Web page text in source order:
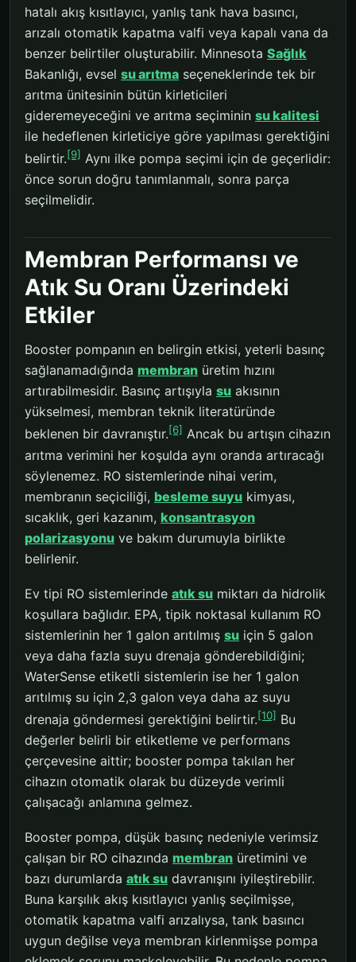
hatalı akış kısıtlayıcı, yanlış tank hava basıncı,
arızalı otomatik kapatma valfi veya kapalı vana da
benzer belirtiler oluşturabilir. Minnesota Sağlık
Bakanlığı, evsel su arıtma seçeneklerinde tek bir
arıtma ünitesinin bütün kirleticileri
gideremeyeceğini ve arıtma seçiminin su kalitesi
ile hedeflenen kirleticiye göre yapılması gerektiğini
belirtir.[9] Aynı ilke pompa seçimi için de geçerlidir:
önce sorun doğru tanımlanmalı, sonra parça
seçilmelidir.
Membran Performansı ve
Atık Su Oranı Üzerindeki
Etkiler
Booster pompanın en belirgin etkisi, yeterli basınç
sağlanamadığında membran üretim hızını
artırabilmesidir. Basınç artışıyla su akısının
yükselmesi, membran teknik literatüründe
beklenen bir davranıştır.[6] Ancak bu artışın cihazın
arıtma verimini her koşulda aynı oranda artıracağı
söylenemez. RO sistemlerinde nihai verim,
membranın seçiciliği, besleme suyu kimyası,
sıcaklık, geri kazanım, konsantrasyon
polarizasyonu ve bakım durumuyla birlikte
belirlenir.
Ev tipi RO sistemlerinde atık su miktarı da hidrolik
koşullara bağlıdır. EPA, tipik noktasal kullanım RO
sistemlerinin her 1 galon arıtılmış su için 5 galon
veya daha fazla suyu drenaja gönderebildiğini;
WaterSense etiketli sistemlerin ise her 1 galon
arıtılmış su için 2,3 galon veya daha az suyu
drenaja göndermesi gerektiğini belirtir.[10] Bu
değerler belirli bir etiketleme ve performans
çerçevesine aittir; booster pompa takılan her
cihazın otomatik olarak bu düzeyde verimli
çalışacağı anlamına gelmez.
Booster pompa, düşük basınç nedeniyle verimsiz
çalışan bir RO cihazında membran üretimini ve
bazı durumlarda atık su davranışını iyileştirebilir.
Buna karşılık akış kısıtlayıcı yanlış seçilmişse,
otomatik kapatma valfi arızalıysa, tank basıncı
uygun değilse veya membran kirlenmişse pompa